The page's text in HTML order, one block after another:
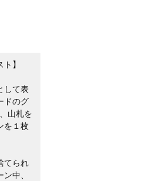
】
して表
ドのグ
山札を
を１枚
てられ
中、